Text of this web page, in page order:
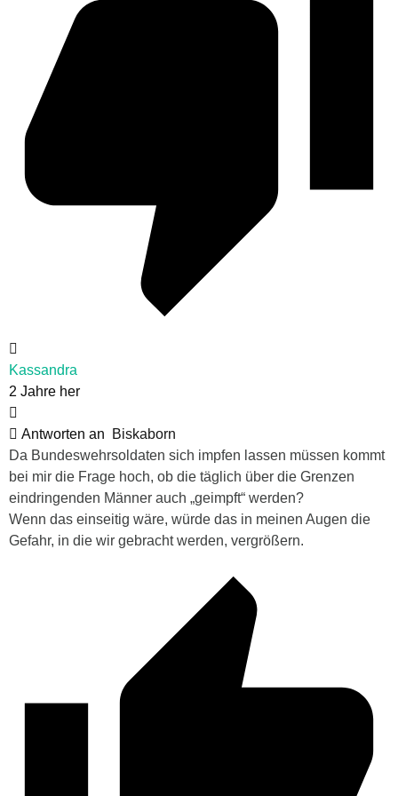
Kassandra
2 Jahre her
Antworten an
Biskaborn
Da Bundeswehrsoldaten sich impfen lassen müssen kommt
bei mir die Frage hoch, ob die täglich über die Grenzen
eindringenden Männer auch „geimpft“ werden?
Wenn das einseitig wäre, würde das in meinen Augen die
Gefahr, in die wir gebracht werden, vergrößern.